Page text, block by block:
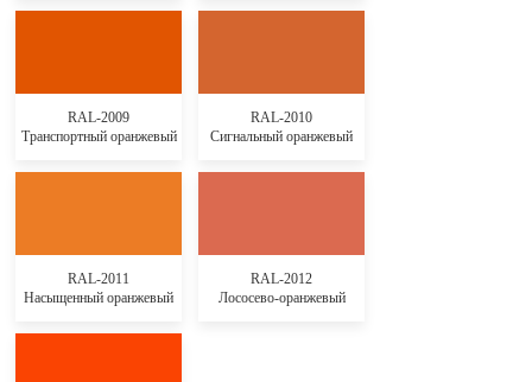
RAL-2009
Транспортный оранжевый
RAL-2010
Сигнальный оранжевый
RAL-2011
Насыщенный оранжевый
RAL-2012
Лососево-оранжевый